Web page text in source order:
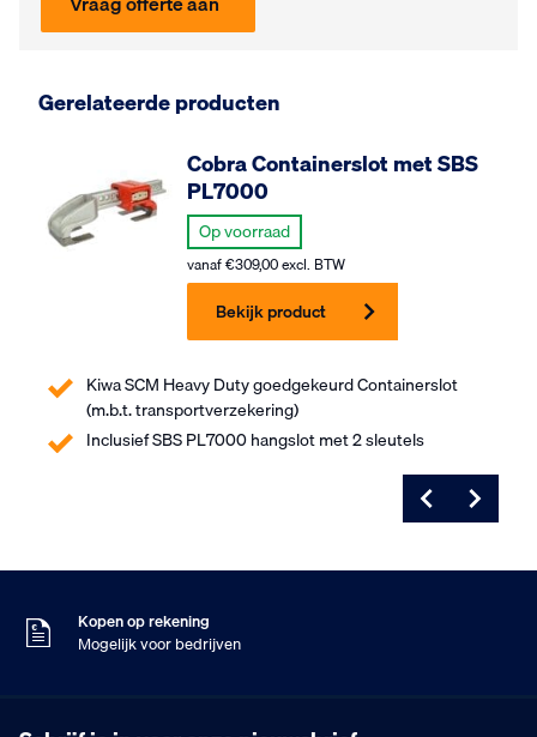
Gerelateerde producten
Kiwa SCM Heavy Duty goedgekeurd Containerslot
(m.b.t. transportverzekering)
Inclusief SBS PL7000 hangslot met 2 sleutels
Cobra Containerslot met SBS
PL7000
Op voorraad
vanaf€309,00excl. BTW
Bekijk product
9
Klanten geven ons
Kopen op rekening
Mogelijk voor bedrijven